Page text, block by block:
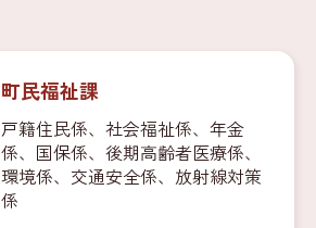
町民福祉課
戸籍住民係、社会福祉係、年金
係、国保係、後期高齢者医療係、
環境係、交通安全係、放射線対策
係